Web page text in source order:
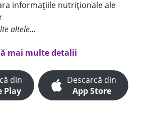
informațiile nutriționale ale
altele...
mai multe detalii
din
Play
Descarcă din
App Store